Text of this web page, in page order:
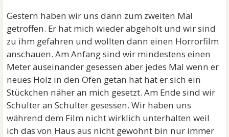
Gestern haben wir uns dann zum zweiten Mal
getroffen. Er hat mich wieder abgeholt und wir sind
zu ihm gefahren und wollten dann einen Horrorfilm
anschauen. Am Anfang sind wir mindestens einen
Meter auseinander gesessen aber jedes Mal wenn er
neues Holz in den Ofen getan hat hat er sich ein
Stückchen näher an mich gesetzt. Am Ende sind wir
Schulter an Schulter gesessen. Wir haben uns
während dem Film nicht wirklich unterhalten weil
ich das von Haus aus nicht gewöhnt bin nur immer